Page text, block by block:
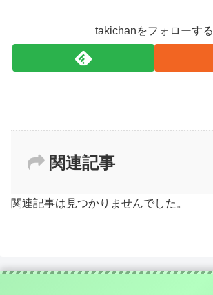
takichanをフォローする
関連記事
関連記事は見つかりませんでした。